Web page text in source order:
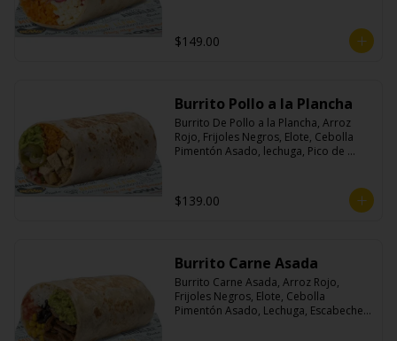
$149.00
Burrito Pollo a la Plancha
Burrito De Pollo a la Plancha, Arroz
Rojo, Frijoles Negros, Elote, Cebolla
Pimentón Asado, lechuga, Pico de
$139.00
Burrito Carne Asada
Burrito Carne Asada, Arroz Rojo,
Frijoles Negros, Elote, Cebolla
Pimentón Asado, Lechuga, Escabeche